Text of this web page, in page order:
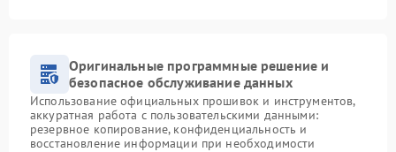
Оригинальные программные решение и
безопасное обслуживание данных
Использование официальных прошивок и инструментов,
аккуратная работа с пользовательскими данными:
резервное копирование, конфиденциальность и
восстановление информации при необходимости